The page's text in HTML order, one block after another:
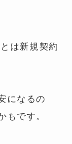
は新規契約
になるの
もです。